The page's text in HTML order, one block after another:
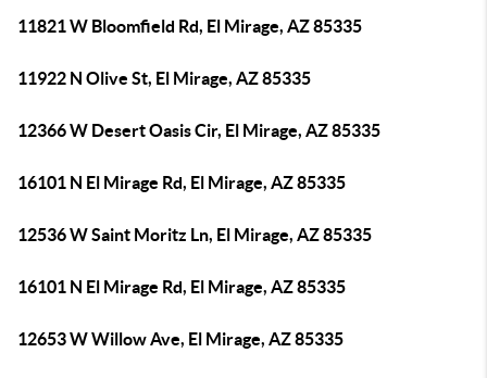
11821 W Bloomfield Rd, El Mirage, AZ 85335
11922 N Olive St, El Mirage, AZ 85335
12366 W Desert Oasis Cir, El Mirage, AZ 85335
16101 N El Mirage Rd, El Mirage, AZ 85335
12536 W Saint Moritz Ln, El Mirage, AZ 85335
16101 N El Mirage Rd, El Mirage, AZ 85335
12653 W Willow Ave, El Mirage, AZ 85335